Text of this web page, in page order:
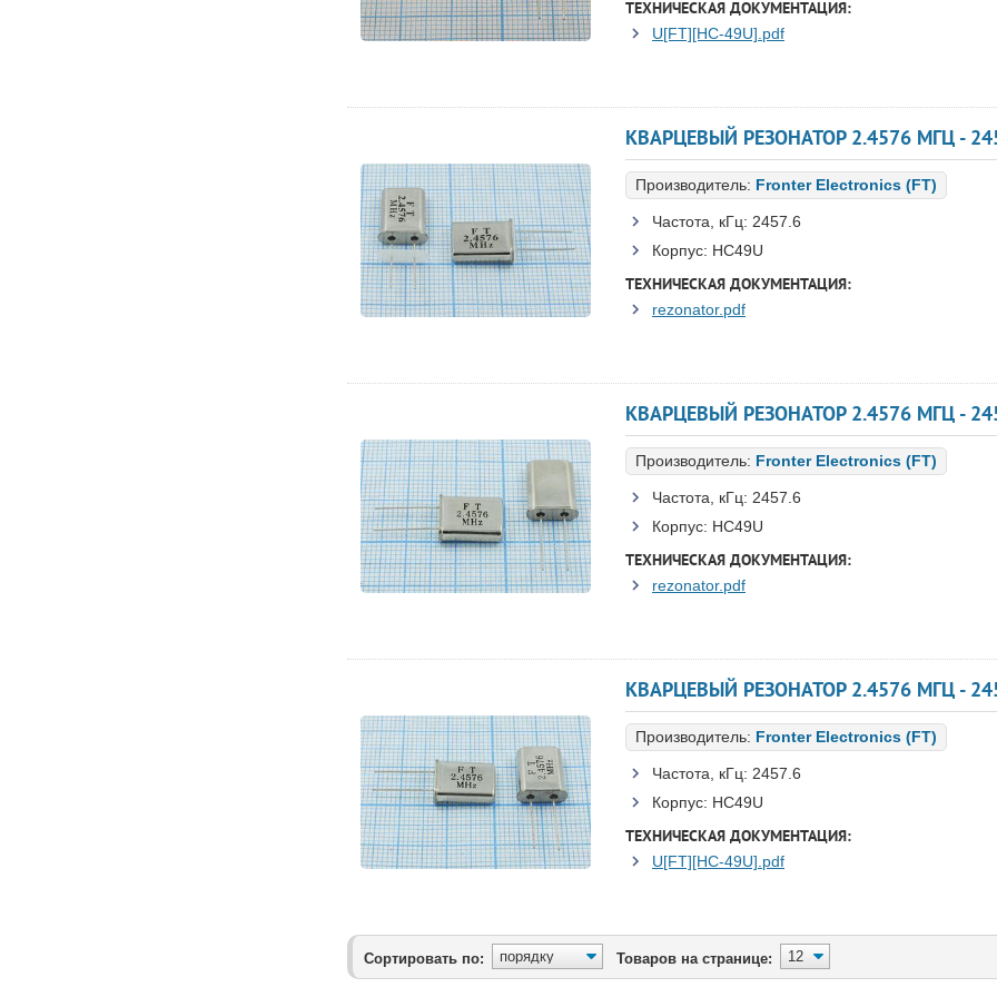
ТЕХНИЧЕСКАЯ ДОКУМЕНТАЦИЯ:
U[FT][HC-49U].pdf
КВАРЦЕВЫЙ РЕЗОНАТОР 2.4576 МГЦ -
Производитель: Fronter Electronics (FT)
Частота, кГц: 2457.6
Корпус: HC49U
ТЕХНИЧЕСКАЯ ДОКУМЕНТАЦИЯ:
rezonator.pdf
КВАРЦЕВЫЙ РЕЗОНАТОР 2.4576 МГЦ -
Производитель: Fronter Electronics (FT)
Частота, кГц: 2457.6
Корпус: HC49U
ТЕХНИЧЕСКАЯ ДОКУМЕНТАЦИЯ:
rezonator.pdf
КВАРЦЕВЫЙ РЕЗОНАТОР 2.4576 МГЦ -
Производитель: Fronter Electronics (FT)
Частота, кГц: 2457.6
Корпус: HC49U
ТЕХНИЧЕСКАЯ ДОКУМЕНТАЦИЯ:
U[FT][HC-49U].pdf
Сортировать по: Товаров на странице: